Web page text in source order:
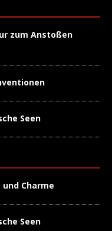
zum Anstoßen
Seen
Charme
Seen